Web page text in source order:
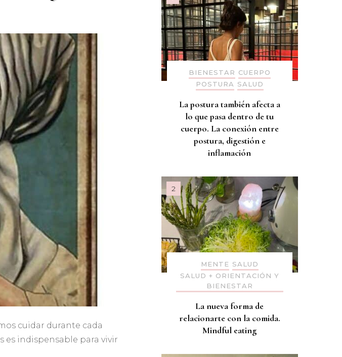
cuidar durante cada
es indispensable para vivir
BIENESTAR CUERPO
POSTURA SALUD
La postura también afecta a
lo que pasa dentro de tu
cuerpo. La conexión entre
postura, digestión e
inflamación
MENTE SALUD
SALUD + ORIENTACIÓN Y
BIENESTAR
La nueva forma de
relacionarte con la comida.
Mindful eating